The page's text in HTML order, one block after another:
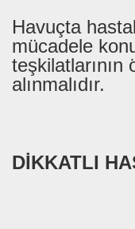
Havuçta
mücadele
teşkilatlarının
alınmalıdır.
DİKKATLI